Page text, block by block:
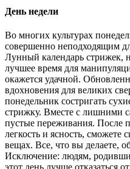
30 31
День недели
Во многих культурах
совершенно неподходящим
Лунный календарь стрижек,
лучшее время для
окажется удачной.
вдохновения для великих
понедельник состригать
стрижку. Вместе с лишними
пустые переживания. После
легкость и ясность, сможете
вещах. Все, что вы делаете,
Исключение: людям,
этот день лучше отказаться